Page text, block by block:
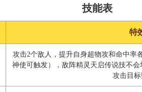
技能表
特
攻击2个敌人，提升自身超物攻和命中率
神使可触发），敌阵精灵天启传说技不
攻击目